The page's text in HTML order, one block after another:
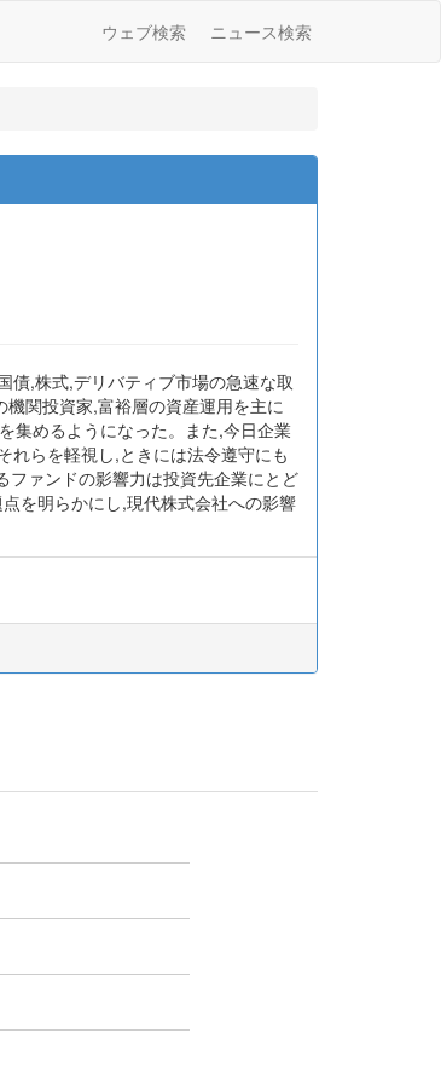
ウェブ検索 ニュース検索
債,株式,デリバティブ市場の急速な取
関投資家,富裕層の資産運用を主に
集めるようになった。また,今日企業
れらを軽視し,ときには法令遵守にも
ファンドの影響力は投資先企業にとど
を明らかにし,現代株式会社への影響